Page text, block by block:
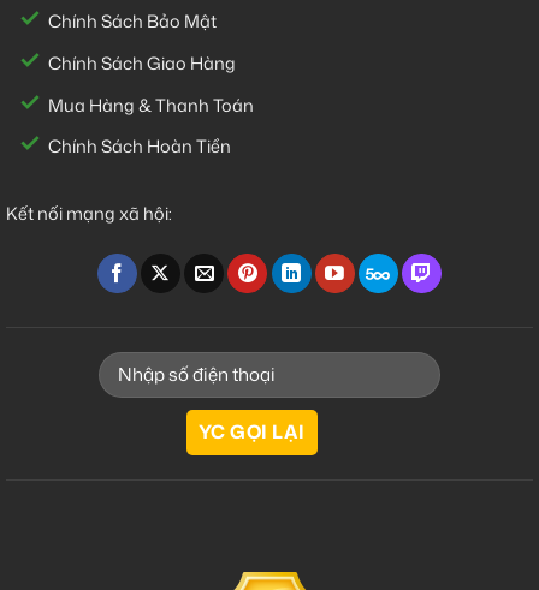
Chính Sách Bảo Mật
Chính Sách Giao Hàng
Mua Hàng & Thanh Toán
Chính Sách Hoàn Tiền
Kết nối mạng xã hội: